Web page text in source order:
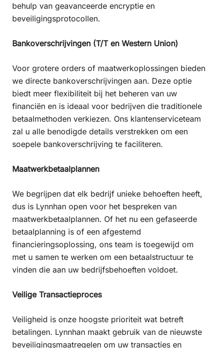
behulp van geavanceerde encryptie en
beveiligingsprotocollen.
Bankoverschrijvingen (T/T en Western Union)
Voor grotere orders of maatwerkoplossingen bieden
we directe bankoverschrijvingen aan. Deze optie
biedt meer flexibiliteit bij het beheren van uw
financiën en is ideaal voor bedrijven die traditionele
betaalmethoden verkiezen. Ons klantenserviceteam
zal u alle benodigde details verstrekken om een
soepele bankoverschrijving te faciliteren.
Maatwerkbetaalplannen
We begrijpen dat elk bedrijf unieke behoeften heeft,
dus is Lynnhan open voor het bespreken van
maatwerkbetaalplannen. Of het nu een gefaseerde
betaalplanning is of een afgestemd
financieringsoplossing, ons team is toegewijd om
met u samen te werken om een betaalstructuur te
vinden die aan uw bedrijfsbehoeften voldoet.
Veilige Transactieproces
Veiligheid is onze hoogste prioriteit wat betreft
betalingen. Lynnhan maakt gebruik van de nieuwste
beveiligingsmaatregelen om uw transacties en